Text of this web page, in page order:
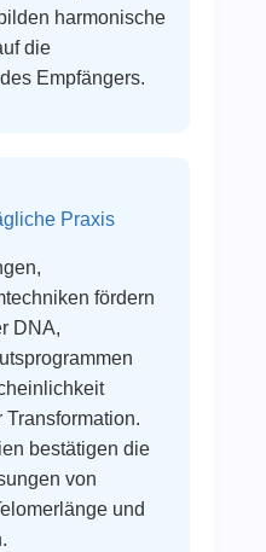
harmonische
die
Empfängers.
Praxis
fördern
DNA,
bestätigen die
von
und